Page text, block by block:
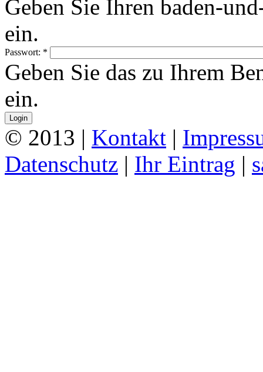
Geben Sie Ihren baden-
ein.
Passwort: *
Geben Sie das zu Ihrem
ein.
© 2013 | Kontakt |
Datenschutz | Ihr Eintrag |